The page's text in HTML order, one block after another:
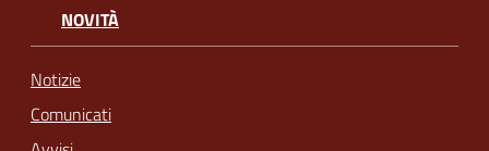
NOVITÀ
Notizie
Comunicati